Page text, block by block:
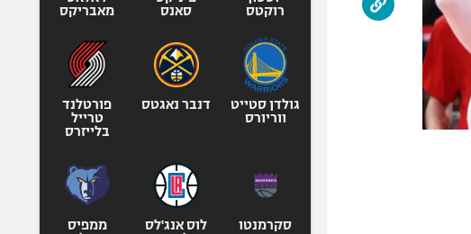
רוקטס
סאנס
מאבריקס
גולדן סטייט
ווריורס
דנבר נאגטס
פורטלנד
טרייל
בלייזרס
סקרמנטו
לוס אנג'לס
ממפיס